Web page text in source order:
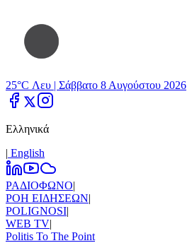
25°C Λευ | Σάββατο 8 Αυγούστου 2026
Ελληνικά
| Εnglish
ΡΑΔΙΟΦΩΝΟ|
ΡΟΗ ΕΙΔΗΣΕΩΝ|
POLIGNOSI|
WEB TV|
Politis To The Point